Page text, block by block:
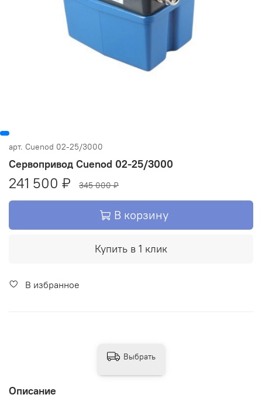
арт. Cuenod 02-25/3000
Сервопривод Cuenod 02-25/3000
241 500 ₽ 345 000 ₽
В корзину
Купить в 1 клик
В избранное
Описание
Выбрать